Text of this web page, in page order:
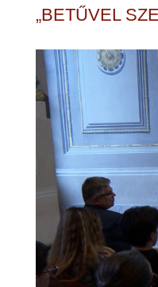
„BETŰVEL